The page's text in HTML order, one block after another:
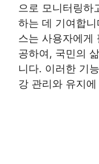
으로 모니터링하
하는 데 기여합
스는 사용자에게
공하여, 국민의
니다. 이러한 기
강 관리와 유지